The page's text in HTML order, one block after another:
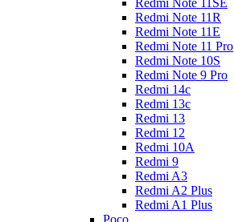
Redmi Note 11SE
Redmi Note 11R
Redmi Note 11E
Redmi Note 11 Pro
Redmi Note 10S
Redmi Note 9 Pro
Redmi 14c
Redmi 13c
Redmi 13
Redmi 12
Redmi 10A
Redmi 9
Redmi A3
Redmi A2 Plus
Redmi A1 Plus
Poco